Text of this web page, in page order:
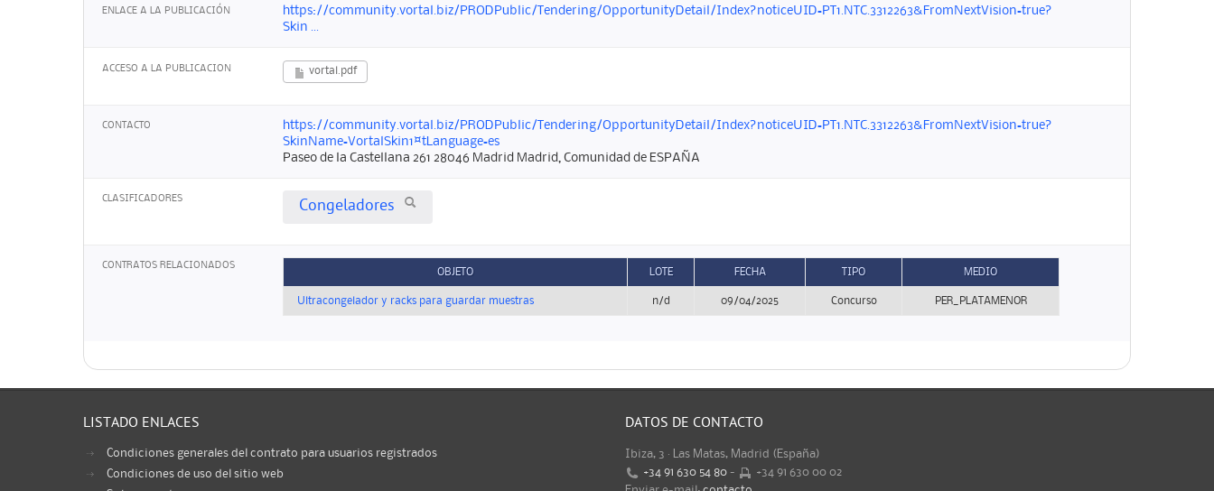
ENLACE A LA PUBLICACIÓN
https://community.vortal.biz/PRODPublic/Tendering/OpportunityDetail/Index?noticeUID=PT1.NTC.3312263&FromNextVision=true?
Skin ...
ACCESO A LA PUBLICACION vortal.pdf
CONTACTO
https://community.vortal.biz/PRODPublic/Tendering/OpportunityDetail/Index?noticeUID=PT1.NTC.3312263&FromNextVision=true?
SkinName=VortalSkin1¤tLanguage=es
Paseo de la Castellana 261 28046 Madrid Madrid, Comunidad de ESPAÑA
CLASIFICADORES Congeladores
CONTRATOS RELACIONADOS
OBJETO LOTE FECHA TIPO MEDIO
Ultracongelador y racks para guardar muestras n/d 09/04/2025 Concurso PER_PLATAMENOR
LISTADO ENLACES
Condiciones generales del contrato para usuarios registrados
Condiciones de uso del sitio web
DATOS DE CONTACTO
Ibiza, 3 · Las Matas, Madrid (España)
+34 91 630 54 80 -
+34 91 630 00 02